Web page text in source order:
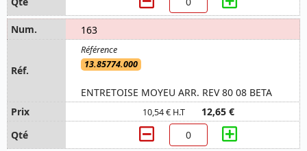
163
13.85774.000
ENTRETOISE MOYEU ARR. REV 80 08 BETA
10,54 € H.T 12,65 €